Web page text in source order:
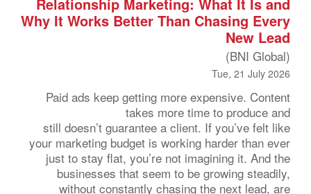
Why It Works Better Than Chasing Every
New Lead
(BNI Global)
Tue, 21 July 2026
Paid ads keep getting more expensive. Content
takes more time to produce and
still doesn’t guarantee a client. If you’ve felt like
your marketing budget is working harder than ever
just to stay flat, you’re not imagining it. And the
businesses that seem to be growing steadily,
without constantly chasing the next lead, are